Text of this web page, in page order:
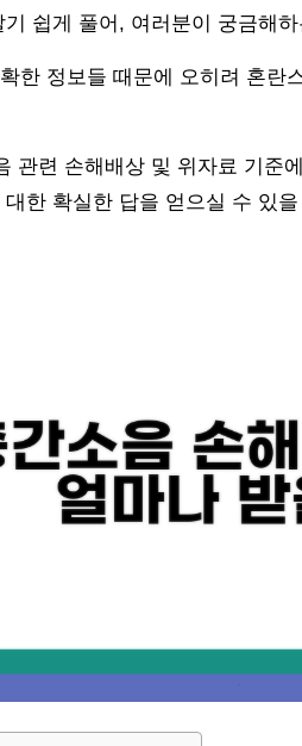
쉽게 풀어, 여러분이 궁금해
한 정보들 때문에 오히려 혼란
관련 손해배상 및 위자료 기준
한 확실한 답을 얻으실 수 있